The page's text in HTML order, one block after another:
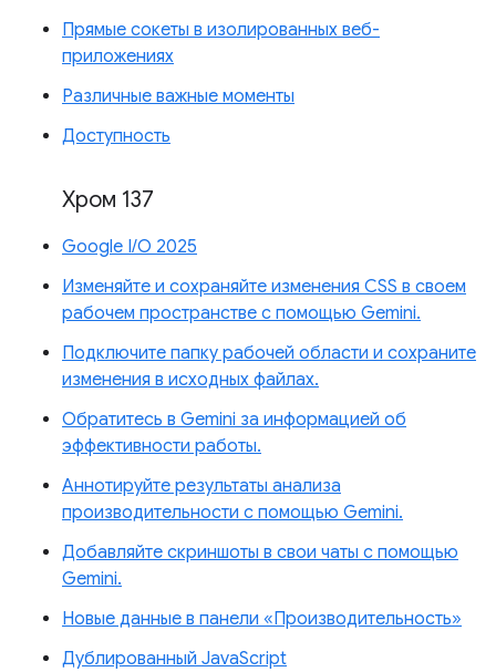
Прямые сокеты в изолированных веб-
приложениях
Различные важные моменты
Доступность
Хром 137
Google I/O 2025
Изменяйте и сохраняйте изменения CSS в своем
рабочем пространстве с помощью Gemini.
Подключите папку рабочей области и сохраните
изменения в исходных файлах.
Обратитесь в Gemini за информацией об
эффективности работы.
Аннотируйте результаты анализа
производительности с помощью Gemini.
Добавляйте скриншоты в свои чаты с помощью
Gemini.
Новые данные в панели «Производительность»
Дублированный JavaScript